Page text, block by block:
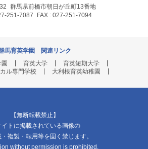
群馬県前橋市朝日が丘町13番地
251-7087
FAX : 027-251-7094
馬育英学園 関連リンク
育英大学
育英短期大学
ル専門学校
大利根育英幼稚園
【無断転載禁止】
イトに掲載されている画像の
複製・転用等を固く禁じます。
without permission is prohibited.